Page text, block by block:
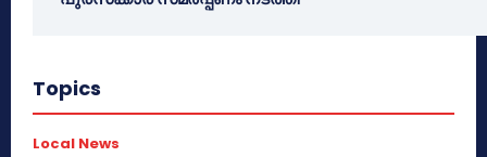
Topics
Local News